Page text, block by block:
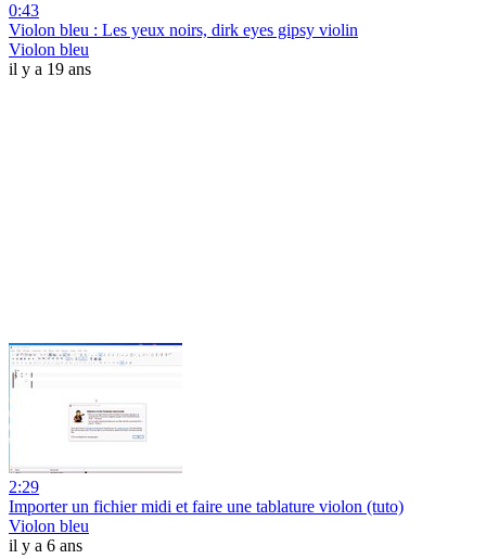
0:43
Violon bleu : Les yeux noirs, dirk eyes gipsy violin
Violon bleu
il y a 19 ans
2:29
Importer un fichier midi et faire une tablature violon (tuto)
Violon bleu
il y a 6 ans